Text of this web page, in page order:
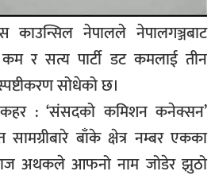
काउन्सिल नेपालले नेपालगञ्जबाट
र सत्य पार्टी डट कमलाई तीन
सोधेको छ।
: ‘संसदको कमिशन कनेक्सन’
सामग्रीबारे बाँके क्षेत्र नम्बर एकका
अथकले आफनो नाम जोडेर झुठो